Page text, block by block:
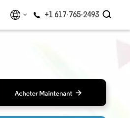
+1 617-765-2493